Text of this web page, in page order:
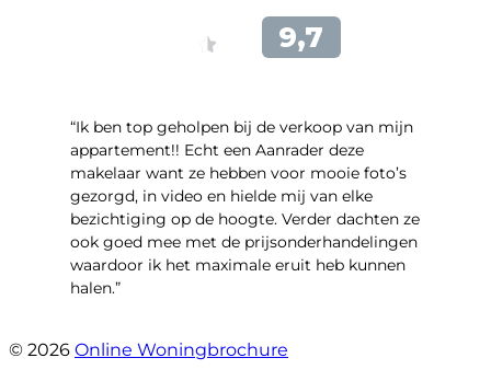
“Ik ben top geholpen bij de verkoop van mijn
appartement!! Echt een Aanrader deze
makelaar want ze hebben voor mooie foto’s
gezorgd, in video en hielde mij van elke
bezichtiging op de hoogte. Verder dachten ze
ook goed mee met de prijsonderhandelingen
waardoor ik het maximale eruit heb kunnen
halen.”
© 2026 Online Woningbrochure